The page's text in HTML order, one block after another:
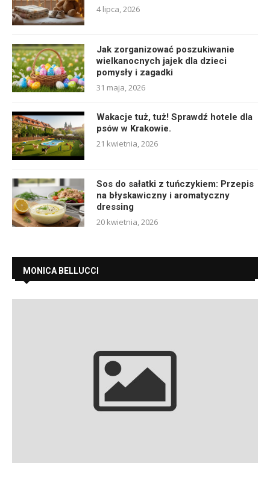
4 lipca, 2026
Jak zorganizować poszukiwanie
wielkanocnych jajek dla dzieci
pomysły i zagadki
31 maja, 2026
Wakacje tuż, tuż! Sprawdź hotele dla
psów w Krakowie.
21 kwietnia, 2026
Sos do sałatki z tuńczykiem: Przepis
na błyskawiczny i aromatyczny
dressing
20 kwietnia, 2026
MONICA BELLUCCI